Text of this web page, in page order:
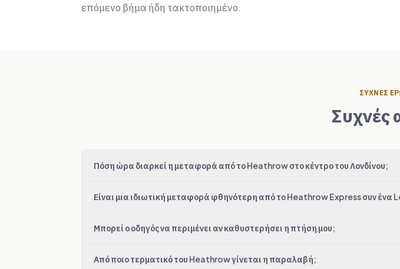
επόμενο βήμα ήδη τακτοποιημένο.
ΣΥΧΝΈΣ
Συχνές
Πόση ώρα διαρκεί η μεταφορά από το Heathrow στο κέντρο του Λονδίνου;
Είναι μια ιδιωτική μεταφορά φθηνότερη από το Heathrow Express συν ένα
Μπορεί ο οδηγός να περιμένει αν καθυστερήσει η πτήση μου;
Από ποιο τερματικό του Heathrow γίνεται η παραλαβή;